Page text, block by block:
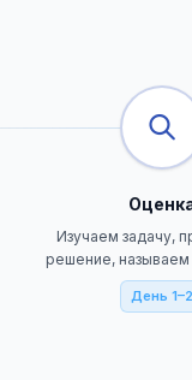
Изучаем задачу,
решение, называем
День 1–2